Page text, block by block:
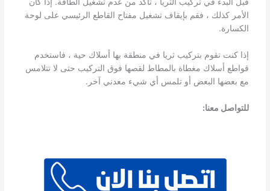
قبل البدء في تركيب الثريا ، تأكد من عدم تشغيل الطاقة. إذا كان
الأمر كذلك ، فقم بإيقاف تشغيل مفتاح القاطع الرئيسي على لوحة
الكسارة.
إذا كنت تقوم بتركيب ثريا في منطقة بها أسلاك حية ، فاستخدم
قواطع أسلاك مغطاة بالمطاط لقصها فوق التركيب حتى لا تتلامس
مع بعضها البعض أو تلمس أي شيء معدني آخر.
للتواصل معنا: